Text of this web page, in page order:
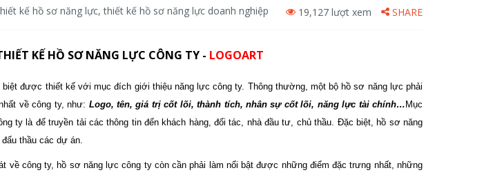
kế hồ sơ năng lực,thiết kế hồ sơ năng lực doanh nghiệp 19,127 lượt xem SHARE
KẾ HỒ SƠ NĂNG LỰC CÔNG TY - LOGOART
biệt được thiết kế với mục đích giới thiệu năng lực công ty. Thông thường, một bộ hồ sơ năng lực phải
về công ty, như: Logo, tên, giá trị cốt lõi, thành tích, nhân sự cốt lõi, năng lực tài chính… Mục
ty là để truyền tải các thông tin đến khách hàng, đối tác, nhà đầu tư, chủ thầu. Đặc biệt, hồ sơ năng
thầu các dự án.
về công ty, hồ sơ năng lực công ty còn cần phải làm nổi bật được những điểm đặc trưng nhất, những